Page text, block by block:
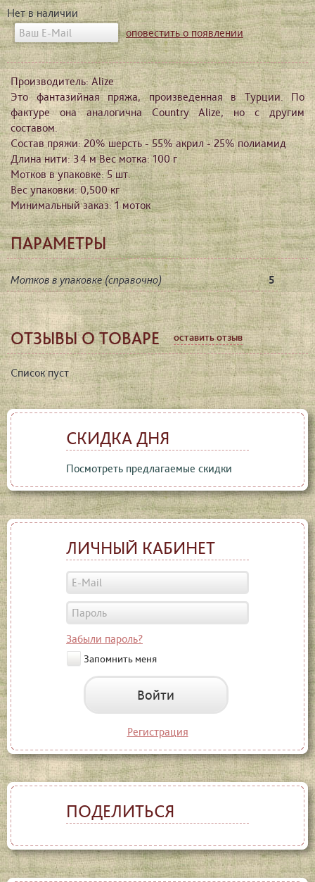
Нет в наличии
оповестить о появлении
Производитель: Alize
Это фантазийная пряжа, произведенная в Турции. По
фактуре она аналогична Country Alize, но с другим
составом.
Состав пряжи: 20% шерсть - 55% акрил - 25% полиамид
Длина нити: 34 м Вес мотка: 100 г
Мотков в упаковке: 5 шт.
Вес упаковки: 0,500 кг
Минимальный заказ: 1 моток
ПАРАМЕТРЫ
Мотков в упаковке (справочно) 5
ОТЗЫВЫ О ТОВАРЕ оставить отзыв
Список пуст
СКИДКА ДНЯ
Посмотреть предлагаемые скидки
ЛИЧНЫЙ КАБИНЕТ
Забыли пароль?
Запомнить меня
Войти
Регистрация
ПОДЕЛИТЬСЯ